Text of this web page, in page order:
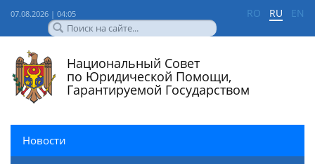
07.08.2026 | 04:05 RO RU EN
Национальный Совет
по Юридической Помощи,
Гарантируемой Государством
Новости